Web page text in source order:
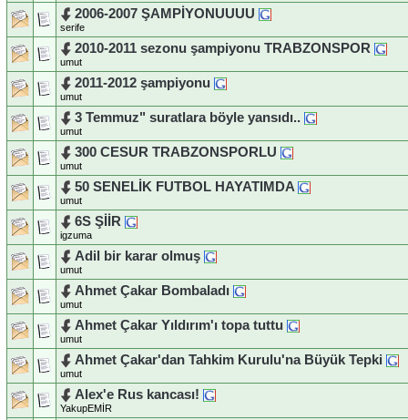
2006-2007 ŞAMPİYONUUUU
serife
2010-2011 sezonu şampiyonu TRABZONSPOR
umut
2011-2012 şampiyonu
umut
3 Temmuz" suratlara böyle yansıdı..
umut
300 CESUR TRABZONSPORLU
umut
50 SENELİK FUTBOL HAYATIMDA
umut
6S ŞİİR
igzuma
Adil bir karar olmuş
umut
Ahmet Çakar Bombaladı
umut
Ahmet Çakar Yıldırım'ı topa tuttu
umut
Ahmet Çakar'dan Tahkim Kurulu'na Büyük Tepki
umut
Alex'e Rus kancası!
YakupEMİR